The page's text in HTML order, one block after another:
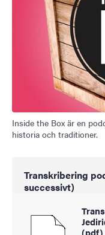
Inside the Box är en
historia och traditioner.
Transkribering
successivt)
(pdf)